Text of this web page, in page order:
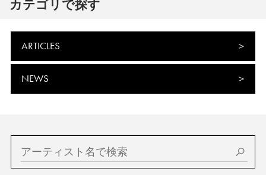
カテゴリで探す
ARTICLES
NEWS